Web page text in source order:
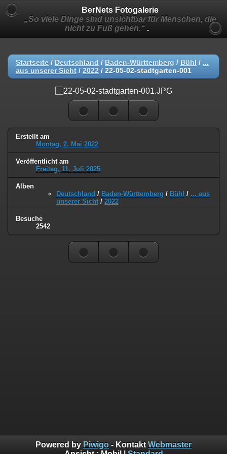
BerNets Fotogalerie
„So viele Dinge sind unsichtbar für Menschen, die
nicht zu Fuß gehen.“ .
Startseite / Deutschland / Baden-Württemberg / Bühl / ...
aus unserer Sicht / 2022 / 22-05-02-stadtgarten-001
Erstellt am
Montag, 2. Mai 2022
Veröffentlicht am
Freitag, 11. Juli 2025
Alben
Deutschland / Baden-Württemberg / Bühl / ... aus
unserer Sicht / 2022
Besuche
2542
Powered by Piwigo - Kontakt Webmaster